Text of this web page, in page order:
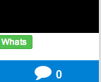
0